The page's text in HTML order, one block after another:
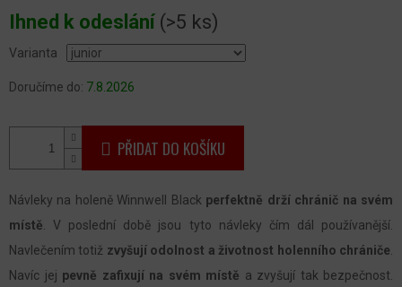
cena:
Ihned k odeslání (>5 ks)
Varianta
Doručíme do: 7.8.2026
PŘIDAT DO KOŠÍKU
Návleky na holeně Winnwell Black perfektně drží chránič na svém
místě . V poslední době jsou tyto návleky čím dál používanější.
Navlečením totiž zvyšují odolnost a životnost holenního chrániče
Navíc jej pevně zafixují na svém místě a zvyšují tak bezpečnost.